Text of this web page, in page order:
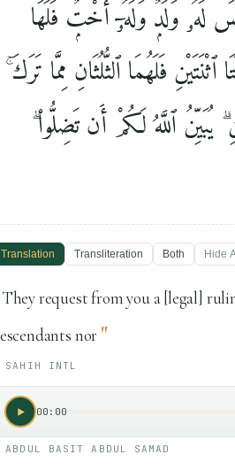
لَهُۥ وَلَدٌۭ وَلَهُۥٓ أُخْتٌۭ فَلَهَا
فَلَهُمَا ٱلثُّلُثَانِ مِمَّا تَرَكَ
يُبَيِّنُ ٱللَّهُ لَكُمْ أَن تَضِلُّوا۟
Translation Transliteration Both Hide
They request from you a [legal]
nor "
SAHIH INTL
00:00
ABDUL BASIT ABDUL SAMAD